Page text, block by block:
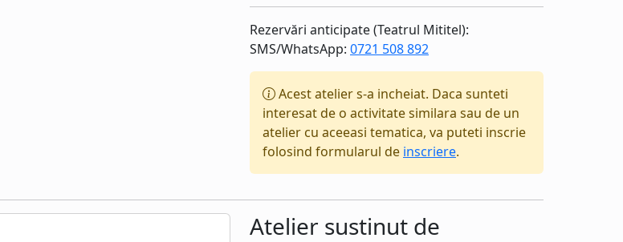
Rezervări anticipate (Teatrul Mititel):
SMS/WhatsApp: 0721 508 892
Acest atelier s-a incheiat. Daca sunteti
interesat de o activitate similara sau de un
atelier cu aceeasi tematica, va puteti inscrie
folosind formularul de inscriere.
Atelier sustinut de